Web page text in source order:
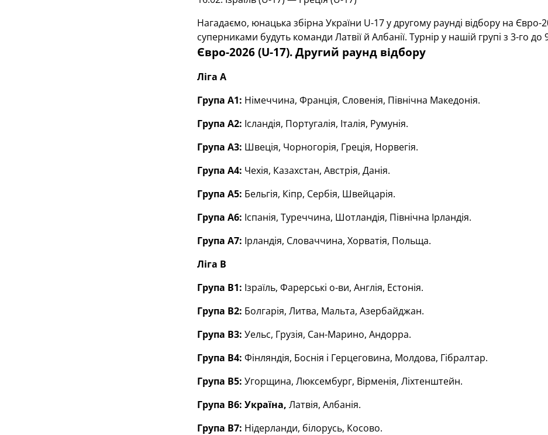
Нагадаємо, юнацька збірна України U-17 у другому раунді відбору на Євро-
суперниками будуть команди Латвії й Албанії. Турнір у нашій групі з 3-го
Євро-2026 (U-17). Другий раунд відбору
Ліга А
Група А1: Німеччина, Франція, Словенія, Північна Македонія.
Група А2: Ісландія, Португалія, Італія, Румунія.
Група А3: Швеція, Чорногорія, Греція, Норвегія.
Група А4: Чехія, Казахстан, Австрія, Данія.
Група А5: Бельгія, Кіпр, Сербія, Швейцарія.
Група А6: Іспанія, Туреччина, Шотландія, Північна Ірландія.
Група А7: Ірландія, Словаччина, Хорватія, Польща.
Ліга В
Група В1: Ізраїль, Фарерські о-ви, Англія, Естонія.
Група В2: Болгарія, Литва, Мальта, Азербайджан.
Група В3: Уельс, Грузія, Сан-Марино, Андорра.
Група В4: Фінляндія, Боснія і Герцеговина, Молдова, Гібралтар.
Група В5: Угорщина, Люксембург, Вірменія, Ліхтенштейн.
Група В6: Україна, Латвія, Албанія.
Група В7: Нідерланди, білорусь, Косово.